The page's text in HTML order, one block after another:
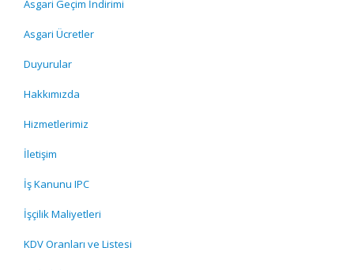
Asgari Geçim İndirimi
Asgari Ücretler
Duyurular
Hakkımızda
Hizmetlerimiz
İletişim
İş Kanunu IPC
İşçilik Maliyetleri
KDV Oranları ve Listesi